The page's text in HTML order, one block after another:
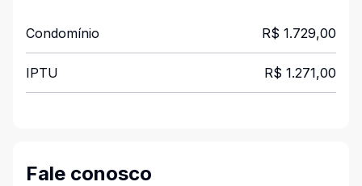
Condomínio R$ 1.729,00
IPTU R$ 1.271,00
Fale conosco